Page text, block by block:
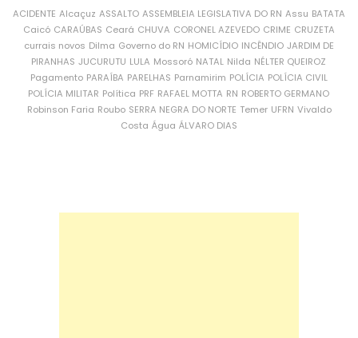
ACIDENTE Alcaçuz ASSALTO ASSEMBLEIA LEGISLATIVA DO RN Assu BATATA
Caicó CARAÚBAS Ceará CHUVA CORONEL AZEVEDO CRIME CRUZETA
currais novos Dilma Governo do RN HOMICÍDIO INCÊNDIO JARDIM DE
PIRANHAS JUCURUTU LULA Mossoró NATAL Nilda NÉLTER QUEIROZ
Pagamento PARAÍBA PARELHAS Parnamirim POLÍCIA POLÍCIA CIVIL
POLÍCIA MILITAR Política PRF RAFAEL MOTTA RN ROBERTO GERMANO
Robinson Faria Roubo SERRA NEGRA DO NORTE Temer UFRN Vivaldo
Costa Água ÁLVARO DIAS